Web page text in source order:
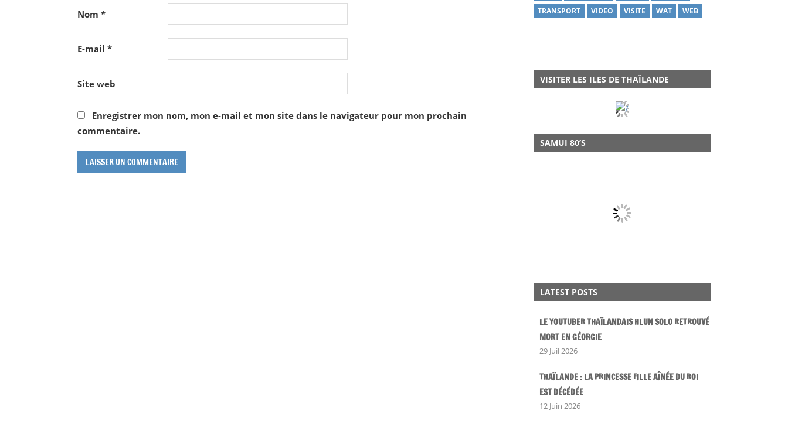
Nom *
E-mail *
Site web
Enregistrer mon nom, mon e-mail et mon site dans le navigateur pour mon prochain
commentaire.
TRANSPORT
VIDEO VISITE WAT WEB
VISITER LES ILES DE THAÏLANDE
SAMUI 80’S
LATEST POSTS
LE YOUTUBER THAÏLANDAIS HLUN SOLO RETROUVÉ
MORT EN GÉORGIE
29 Juil 2026
THAÏLANDE : LA PRINCESSE FILLE AÎNÉE DU ROI
EST DÉCÉDÉE
12 Juin 2026